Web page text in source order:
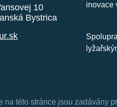
10
Bystrica
inovace
na této stránce jsou zadávány